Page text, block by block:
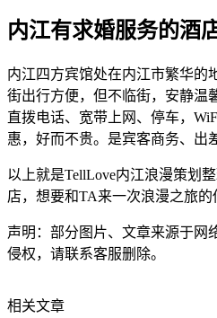
内江有求婚服务的酒
内江四方宾馆处在内江市繁华的
街出行方便，但不临街，安静温
直拨电话、宽带上网、停车，
惠，好而不贵。是宾客商务、出
以上就是TellLove内江浪漫策划
店，想要和TA来一次浪漫之旅的
声明：部分图片、文章来源于网
侵权，请联系客服删除。
相关文章